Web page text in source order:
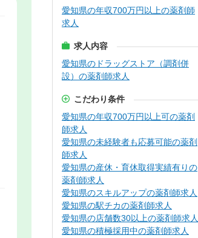
愛知県の年収700万円以上の薬剤師
求人
求人内容
愛知県のドラッグストア（調剤併
設）の薬剤師求人
こだわり条件
愛知県の年収700万円以上可の薬剤
師求人
愛知県の未経験者も応募可能の薬剤
師求人
愛知県の産休・育休取得実績有りの
薬剤師求人
愛知県のスキルアップの薬剤師求人
愛知県の駅チカの薬剤師求人
愛知県の店舗数30以上の薬剤師求人
愛知県の積極採用中の薬剤師求人